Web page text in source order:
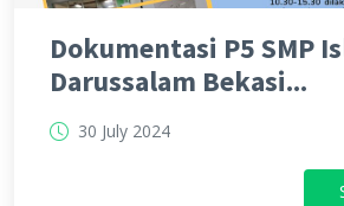
Dokumentasi P5 SMP
Darussalam Bekasi...
30 July 2024